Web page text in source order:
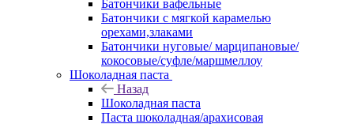
Батончики вафельные
Батончики с мягкой карамелью
орехами,злаками
Батончики нуговые/ марципановые/
кокосовые/суфле/маршмеллоу
Шоколадная паста
Назад
Шоколадная паста
Паста шоколадная/арахисовая